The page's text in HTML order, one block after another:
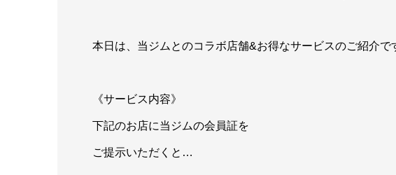
本日は、当ジムとのコラボ店舗&お得なサービスのご紹介で
《サービス内容》
下記のお店に当ジムの会員証を
ご提示いただくと…